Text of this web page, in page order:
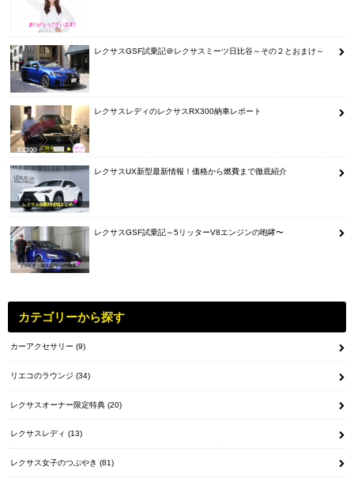
レクサスGSF試乗記＠レクサスミーツ日比谷～その２とおまけ～
レクサスレディのレクサスRX300納車レポート
レクサスUX新型最新情報！価格から燃費まで徹底紹介
レクサスGSF試乗記～5リッターV8エンジンの咆哮〜
カテゴリーから探す
カーアクセサリー(9)
リエコのラウンジ(34)
レクサスオーナー限定特典(20)
レクサスレディ(13)
レクサス女子のつぶやき(81)